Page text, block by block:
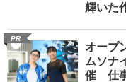
輝いた
PR
オープ
ムソナ
催 仕